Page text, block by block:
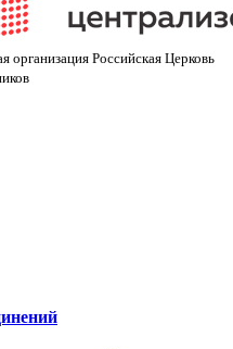
организация Российская Церковь